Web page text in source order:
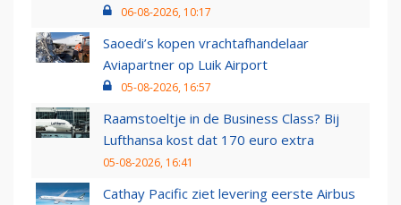
06-08-2026, 10:17
Saoedi’s kopen vrachtafhandelaar
Aviapartner op Luik Airport
05-08-2026, 16:57
Raamstoeltje in de Business Class? Bij
Lufthansa kost dat 170 euro extra
05-08-2026, 16:41
Cathay Pacific ziet levering eerste Airbus